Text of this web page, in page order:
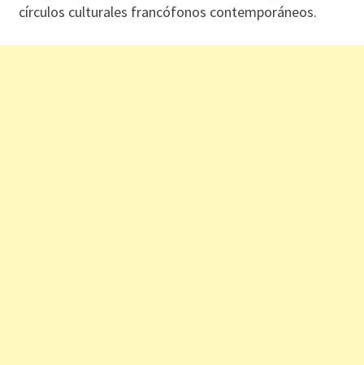
círculos culturales francófonos contemporáneos.